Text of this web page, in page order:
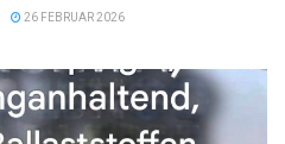
26 FEBRUAR 2026